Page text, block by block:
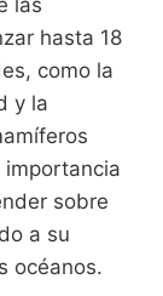
las
hasta 18
como la
y la
importancia
sobre
a su
océanos.